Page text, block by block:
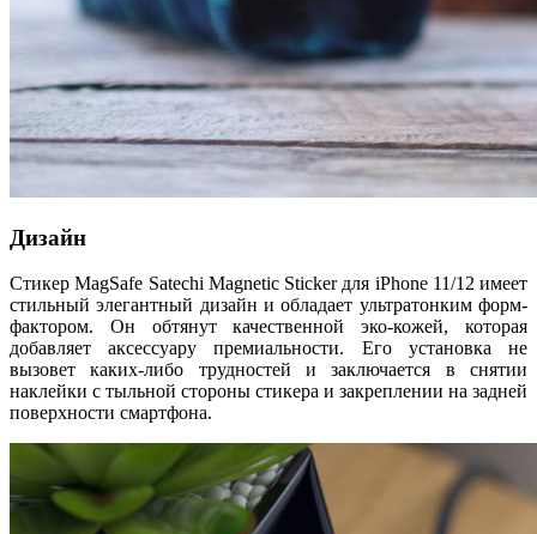
Дизайн
Стикер MagSafe Satechi Magnetic Sticker для iPhone 11/12 имеет
стильный элегантный дизайн и обладает ультратонким форм-
фактором. Он обтянут качественной эко-кожей, которая
добавляет аксессуару премиальности. Его установка не
вызовет каких-либо трудностей и заключается в снятии
наклейки с тыльной стороны стикера и закреплении на задней
поверхности смартфона.